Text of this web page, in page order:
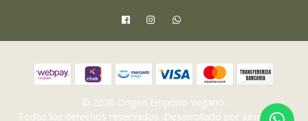
© 2026 Origen Emporio Vegano.
Todos los derechos reservados. Desarrollado por Jumpseller